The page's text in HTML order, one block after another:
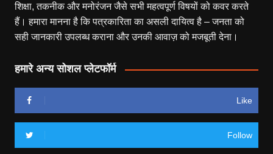
शिक्षा, तकनीक और मनोरंजन जैसे सभी महत्वपूर्ण विषयों को कवर करते
हैं। हमारा मानना है कि पत्रकारिता का असली दायित्व है – जनता को
सही जानकारी उपलब्ध कराना और उनकी आवाज़ को मजबूती देना।
हमारे अन्य सोशल प्लेटफॉर्म
Like
Follow